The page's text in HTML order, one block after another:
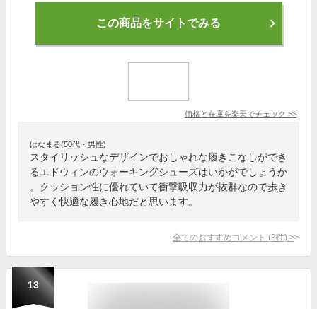
この商品をサイトでみる
価格と在庫を楽天でチェック >>
はなまる(50代・男性)
スタイリッシュなデザインでおしゃれな履きこなしができ
るエドウィンのウォーキングシューズはいかがでしょうか
。クッション性に優れていて衝撃吸収力が抜群なので歩き
やすく快適な履き心地だと思います。
全てのおすすめコメント (3件) >
13